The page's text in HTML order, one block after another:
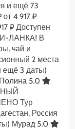
и ещё 73
от 4 917 ₽
₽ Доступен
ЛАНКА! В
чай и
2 места
ещё 3 даты)
Полина 5.0
Тур
Россия
Мурад 5.0